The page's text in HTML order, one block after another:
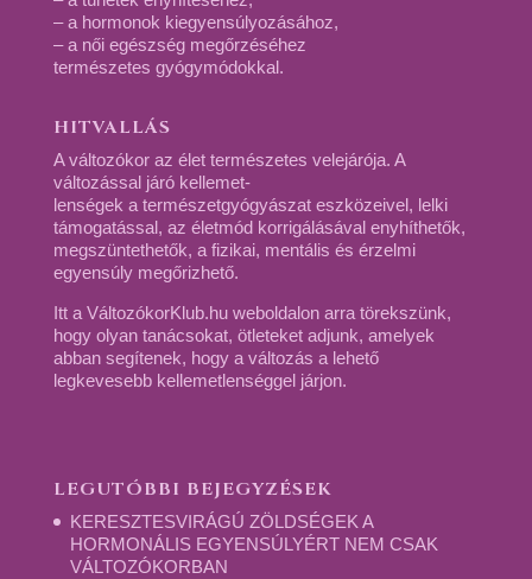
– a hormonok kiegyensúlyozásához,
– a női egészség megőrzéséhez
természetes gyógymódokkal.
HITVALLÁS
A változókor az élet természetes velejárója. A
változással járó kellemet-
lenségek a természetgyógyászat eszközeivel, lelki
támogatással, az életmód korrigálásával enyhíthetők,
megszüntethetők, a fizikai, mentális és érzelmi
egyensúly megőrizhető.
Itt a VáltozókorKlub.hu weboldalon arra törekszünk,
hogy olyan tanácsokat, ötleteket adjunk, amelyek
abban segítenek, hogy a változás a lehető
legkevesebb kellemetlenséggel járjon.
LEGUTÓBBI BEJEGYZÉSEK
KERESZTESVIRÁGÚ ZÖLDSÉGEK A
HORMONÁLIS EGYENSÚLYÉRT NEM CSAK
VÁLTOZÓKORBAN